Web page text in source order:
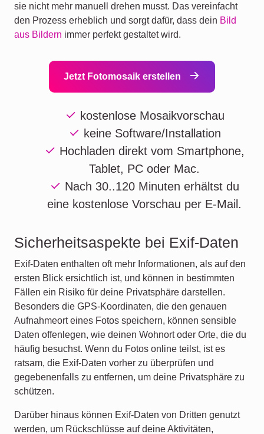
sie nicht mehr manuell drehen musst. Das vereinfacht
den Prozess erheblich und sorgt dafür, dass dein Bild
aus Bildern immer perfekt gestaltet wird.
Jetzt Fotomosaik erstellen
kostenloseMosaikvorschau
keine Software/Installation
Hochladen direkt vom Smartphone,
Tablet, PC oder Mac.
Nach 30..120 Minuten erhältst du
eine kostenlose Vorschau per E-Mail.
Sicherheitsaspekte bei Exif-Daten
Exif-Daten enthalten oft mehr Informationen, als auf den
ersten Blick ersichtlich ist, und können in bestimmten
Fällen ein Risiko für deine Privatsphäre darstellen.
Besonders die GPS-Koordinaten, die den genauen
Aufnahmeort eines Fotos speichern, können sensible
Daten offenlegen, wie deinen Wohnort oder Orte, die du
häufig besuchst. Wenn du Fotos online teilst, ist es
ratsam, die Exif-Daten vorher zu überprüfen und
gegebenenfalls zu entfernen, um deine Privatsphäre zu
schützen.
Darüber hinaus können Exif-Daten von Dritten genutzt
werden, um Rückschlüsse auf deine Aktivitäten,